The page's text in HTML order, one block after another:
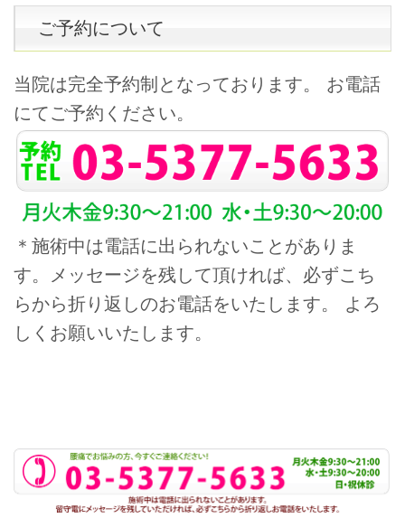
ご予約について
当院は完全予約制となっております。 お電話
にてご予約ください。
＊施術中は電話に出られないことがありま
す。メッセージを残して頂ければ、必ずこち
らから折り返しのお電話をいたします。 よろ
しくお願いいたします。